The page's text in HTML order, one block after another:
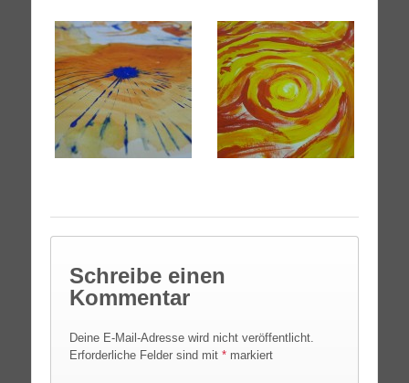
Schreibe einen
Kommentar
Deine E-Mail-Adresse wird nicht veröffentlicht.
Erforderliche Felder sind mit *markiert